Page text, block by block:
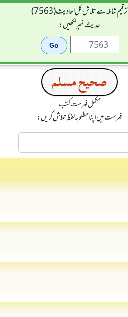
ترقیم شاملہ سے تلاش کل احادیث (7563)
حدیث نمبر لکھیں:
صحيح مسلم
مکمل فہرست کتب
فہرست میں اپنا مطلوبہ لفظ تلاش کریں: